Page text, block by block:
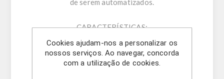
de serem automatizados.
CARACTERÍSTICAS:
- ELISA indireto: antígenos específicos para
PEDV
-2 placas quebráveis ​​/ kit
Cookies ajudam-nos a personalizar os
nossos serviços. Ao navegar, concorda
com a utilização de cookies.